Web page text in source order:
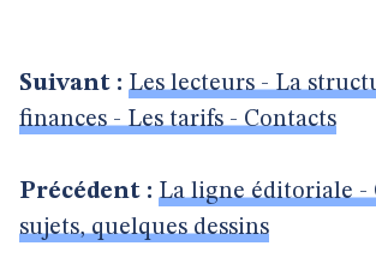
Suivant : Les lecteurs - La
finances - Les tarifs - Contacts
Précédent : La ligne éditoriale -
sujets, quelques dessins